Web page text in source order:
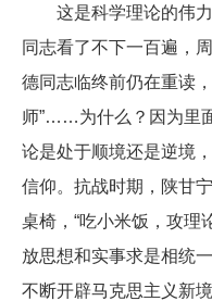
这是科学理论的伟力
同志看了不下一百遍，
德同志临终前仍在重读
师”……为什么？因为里
论是处于顺境还是逆境
信仰。抗战时期，陕甘
桌椅，“吃小米饭，攻理
放思想和实事求是相统
不断开辟马克思主义新